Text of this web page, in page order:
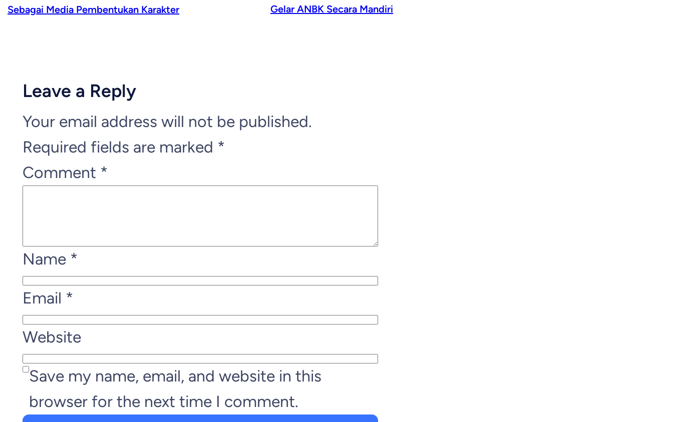
Sebagai Media Pembentukan Karakter
Gelar ANBK Secara Mandiri
Leave a Reply
Your email address will not be published.
Required fields are marked *
Comment *
Name *
Email *
Website
Save my name, email, and website in this
browser for the next time I comment.